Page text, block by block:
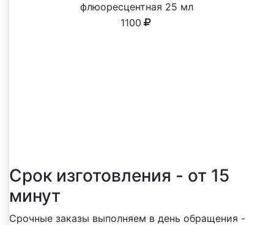
флюоресцентная 25 мл
1100
Срок изготовления - от 15
минут
Срочные заказы выполняем в день обращения -